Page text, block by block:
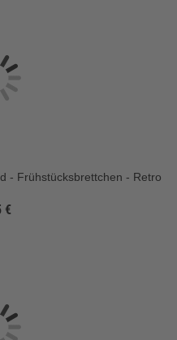
- Frühstücksbrettchen - Retro
€